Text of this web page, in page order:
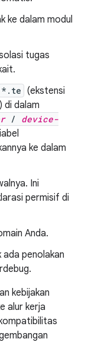
ke dalam modul
tugas
*.te (ekstensi
di dalam
/ device-
ke dalam
Ini
permisif di
Anda.
penolakan
kebijakan
alur kerja